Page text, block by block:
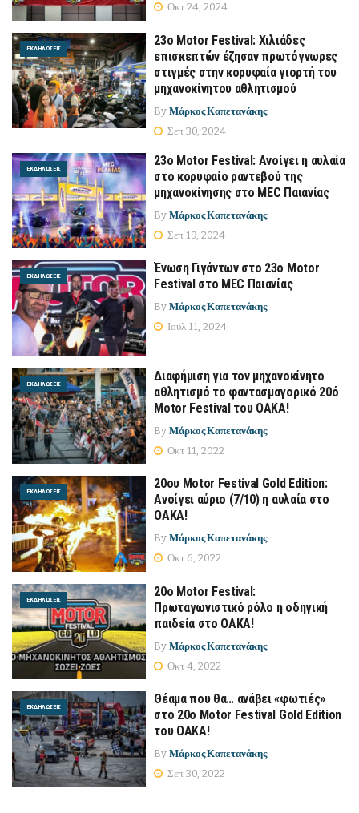
Οκτ 24, 2024
ΕΚΔΗΛΏΣΕΙΣ
23ο Motor Festival: Χιλιάδες
επισκεπτών έζησαν πρωτόγνωρες
στιγμές στην κορυφαία γιορτή του
μηχανοκίνητου αθλητισμού
By Μάρκος Καπετανάκης
Σεπ 30, 2024
ΕΚΔΗΛΏΣΕΙΣ
23ο Motor Festival: Ανοίγει η αυλαία
στο κορυφαίο ραντεβού της
μηχανοκίνησης στο MEC Παιανίας
By Μάρκος Καπετανάκης
Σεπ 19, 2024
ΕΚΔΗΛΏΣΕΙΣ
Ένωση Γιγάντων στο 23ο Motor
Festival στο MEC Παιανίας
By Μάρκος Καπετανάκης
Ιούλ 11, 2024
ΕΚΔΗΛΏΣΕΙΣ
Διαφήμιση για τον μηχανοκίνητο
αθλητισμό το φαντασμαγορικό 20ό
Motor Festival του ΟΑΚΑ!
By Μάρκος Καπετανάκης
Οκτ 11, 2022
ΕΚΔΗΛΏΣΕΙΣ
20ου Motor Festival Gold Edition:
Ανοίγει αύριο (7/10) η αυλαία στο
ΟΑΚΑ!
By Μάρκος Καπετανάκης
Οκτ 6, 2022
ΕΚΔΗΛΏΣΕΙΣ
20ο Motor Festival:
Πρωταγωνιστικό ρόλο η οδηγική
παιδεία στο ΟΑΚΑ!
By Μάρκος Καπετανάκης
Οκτ 4, 2022
ΕΚΔΗΛΏΣΕΙΣ
Θέαμα που θα… ανάβει «φωτιές»
στο 20ο Motor Festival Gold Edition
του ΟΑΚΑ!
By Μάρκος Καπετανάκης
Σεπ 30, 2022